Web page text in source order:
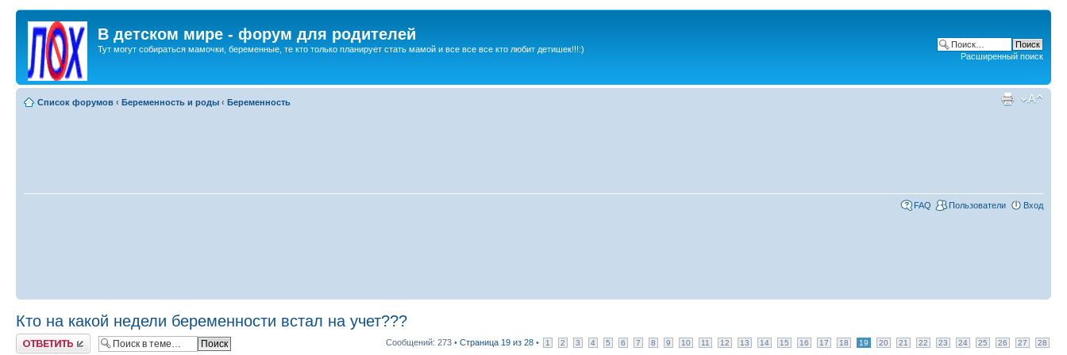
В детском мире - форум для родителей
Тут могут собираться мамочки, беременные, те кто только планирует стать мамой и все все все кто любит детишек!!!:)
Расширенный поиск
Список форумов ‹ Беременность и роды ‹ Беременность
FAQ Пользователи Вход
Кто на какой недели беременности встал на учет???
Ответить Сообщений: 273 • Страница 19 из 28 • 1 2 3 4 5 6 7 8 9 10 11 12 13 14 15 16 17 18 19 20 21 22 23 24 25 26 27 28